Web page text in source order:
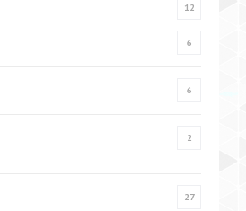
12
6
6
2
27